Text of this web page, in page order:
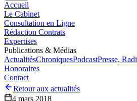
Accueil
Le Cabinet
Consultation en Ligne
Rédaction Contrats
Expertises
Publications & Médias
ActualitésChroniquesPodcastPresse,
Honoraires
Contact
Retour aux actualités
4 mars 2018